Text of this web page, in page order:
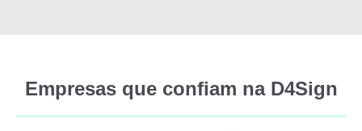
Empresas que confiam na D4Sign